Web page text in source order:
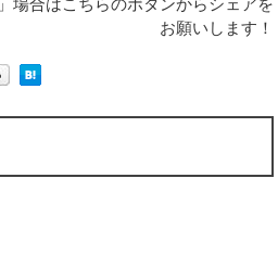
」場合はこちらのボタンからシェアを
お願いします！